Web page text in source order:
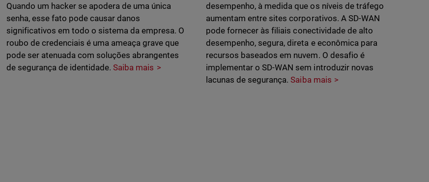
Quando um hacker se apodera de uma única
senha, esse fato pode causar danos
significativos em todo o sistema da empresa. O
roubo de credenciais é uma ameaça grave que
pode ser atenuada com soluções abrangentes
de segurança de identidade. Saiba mais
desempenho, à medida que os níveis de tráfego
aumentam entre sites corporativos. A SD-WAN
pode fornecer às filiais conectividade de alto
desempenho, segura, direta e econômica para
recursos baseados em nuvem. O desafio é
implementar o SD-WAN sem introduzir novas
lacunas de segurança.Saiba mais